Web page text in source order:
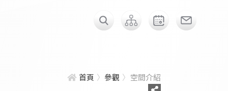
首頁 參觀 空間介紹